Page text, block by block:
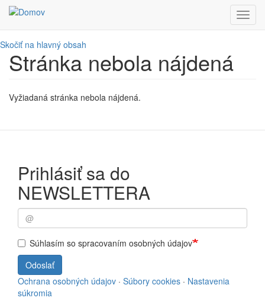
Skočiť na hlavný obsah
Stránka nebola nájdená
Vyžiadaná stránka nebola nájdená.
Prihlásiť sa do
NEWSLETTERA
Súhlasím so spracovaním osobných údajov
Odoslať
Ochrana osobných údajov · Súbory cookies · Nastavenia
súkromia